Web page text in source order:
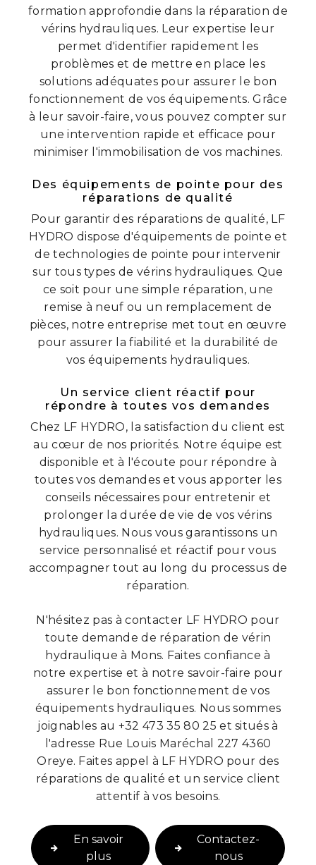
formation approfondie dans la réparation de
vérins hydrauliques. Leur expertise leur
permet d'identifier rapidement les
problèmes et de mettre en place les
solutions adéquates pour assurer le bon
fonctionnement de vos équipements. Grâce
à leur savoir-faire, vous pouvez compter sur
une intervention rapide et efficace pour
minimiser l'immobilisation de vos machines.
Des équipements de pointe pour des
réparations de qualité
Pour garantir des réparations de qualité, LF
HYDRO dispose d'équipements de pointe et
de technologies de pointe pour intervenir
sur tous types de vérins hydrauliques. Que
ce soit pour une simple réparation, une
remise à neuf ou un remplacement de
pièces, notre entreprise met tout en œuvre
pour assurer la fiabilité et la durabilité de
vos équipements hydrauliques.
Un service client réactif pour
répondre à toutes vos demandes
Chez LF HYDRO, la satisfaction du client est
au cœur de nos priorités. Notre équipe est
disponible et à l'écoute pour répondre à
toutes vos demandes et vous apporter les
conseils nécessaires pour entretenir et
prolonger la durée de vie de vos vérins
hydrauliques. Nous vous garantissons un
service personnalisé et réactif pour vous
accompagner tout au long du processus de
réparation.
N'hésitez pas à contacter LF HYDRO pour
toute demande de réparation de vérin
hydraulique à Mons. Faites confiance à
notre expertise et à notre savoir-faire pour
assurer le bon fonctionnement de vos
équipements hydrauliques. Nous sommes
joignables au +32 473 35 80 25 et situés à
l'adresse Rue Louis Maréchal 227 4360
Oreye. Faites appel à LF HYDRO pour des
réparations de qualité et un service client
attentif à vos besoins.
En savoir
plus
Contactez-
nous